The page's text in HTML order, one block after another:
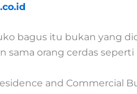
bagus itu bukan yang
sama orang cerdas seperti
and Commercial